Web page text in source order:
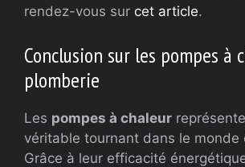
rendez-vous sur cet article.
Conclusion sur les pompes à
plomberie
Les pompes à chaleur
véritable tournant dans le monde
Grâce à leur efficacité